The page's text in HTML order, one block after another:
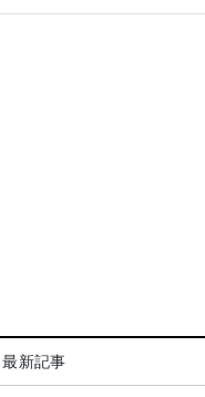
新記事